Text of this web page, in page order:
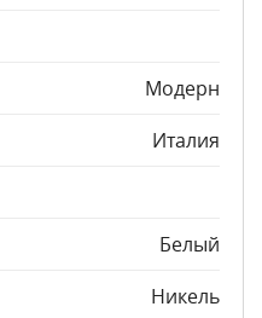
Модерн
Италия
Белый
Никель